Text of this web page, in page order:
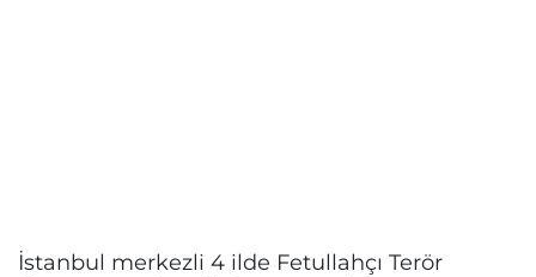
İstanbul merkezli 4 ilde Fetullahçı Terör